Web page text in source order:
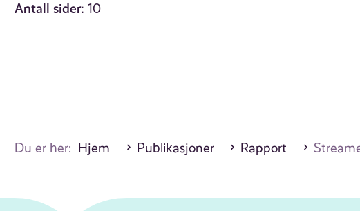
Antall sider: 10
Du er her: Hjem Publikasjoner Rapport